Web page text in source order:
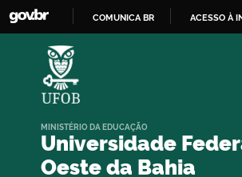
COMUNICA BR ACESSO À
Universidade
Oeste da Bahia
MINISTÉRIO DA EDUCAÇÃO